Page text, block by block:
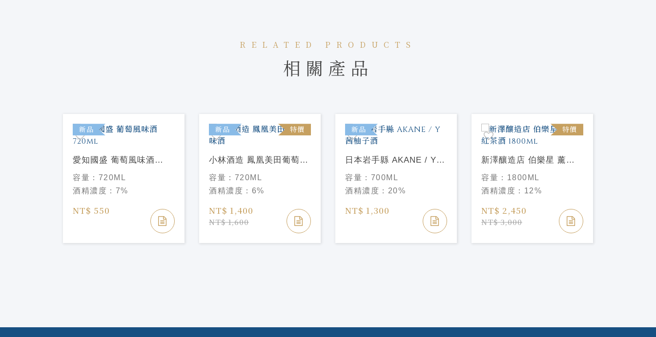
RELATED PRODUCTS
相關產品
新品
愛知國盛 葡萄風味酒
720ml
容量： 720ML
酒精濃度： 7%
NT$ 550
新品 特價
小林酒造 鳳凰美田葡萄風
味酒
容量： 720ML
酒精濃度： 6%
NT$ 1,400
NT$ 1,600
新品
日本岩手縣 AKANE / Y
茜柚子酒
容量： 700ML
酒精濃度： 20%
NT$ 1,300
特價
新澤釀造店 伯樂星 薰的
紅茶酒 1800ml
容量： 1800ML
酒精濃度： 12%
NT$ 2,450
NT$ 3,000